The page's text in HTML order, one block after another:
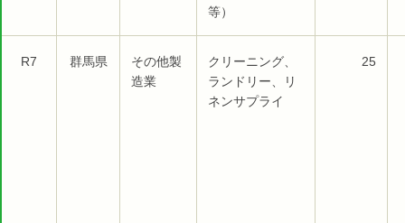
等）
R7 群馬県
その他製
造業
クリーニング、
ランドリー、リ
ネンサプライ
25